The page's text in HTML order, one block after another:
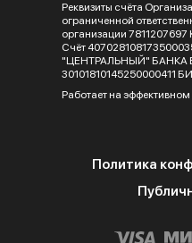
Реквизиты счёта
ограниченной
организации
Счёт
"ЦЕНТРАЛЬНЫЙ" БАНКА
30101810145250000411
Работает на
Политика